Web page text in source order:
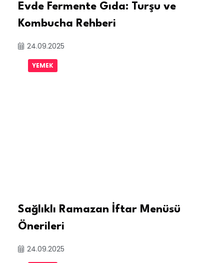
Evde Fermente Gıda: Turşu ve
Kombucha Rehberi
24.09.2025
YEMEK
Sağlıklı Ramazan İftar Menüsü
Önerileri
24.09.2025